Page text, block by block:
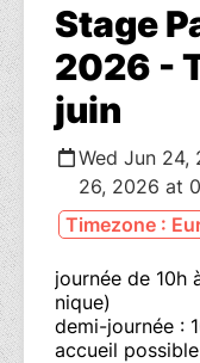
Stage
2026 -
juin
Wed Jun
26, 2026 at
Timezone :
journée de 10h
nique)
demi-journée :
accueil